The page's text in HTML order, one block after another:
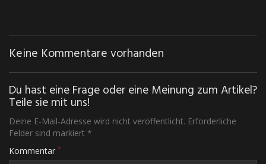
Keine Kommentare vorhanden
Du hast eine Frage oder eine Meinung zum Artikel?
Teile sie mit uns!
Deine E-Mail-Adresse wird nicht veröffentlicht. Erforderliche
Felder sind markiert *
Kommentar *